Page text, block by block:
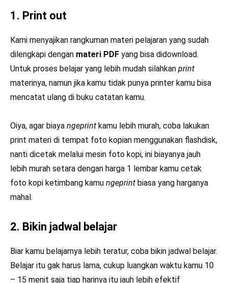
1. Print out
Kami menyajikan rangkuman materi pelajaran yang sudah
dilengkapi dengan materi PDF yang bisa didownload.
Untuk proses belajar yang lebih mudah silahkan print
materinya, namun jika kamu tidak punya printer kamu bisa
mencatat ulang di buku catatan kamu.
Oiya, agar biaya ngeprint kamu lebih murah, coba lakukan
print materi di tempat foto kopian menggunakan flashdisk,
nanti dicetak melalui mesin foto kopi, ini biayanya jauh
lebih murah setara dengan harga 1 lembar kamu cetak
foto kopi ketimbang kamu ngeprint biasa yang harganya
mahal.
2. Bikin jadwal belajar
Biar kamu belajarnya lebih teratur, coba bikin jadwal belajar.
Belajar itu gak harus lama, cukup luangkan waktu kamu 10
– 15 menit saja tiap harinya itu jauh lebih efektif